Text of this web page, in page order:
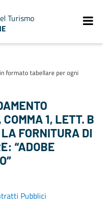
Turismo
formato tabellare per ogni
1, LETT. B
FORNITURA DI
“ADOBE
Pubblici